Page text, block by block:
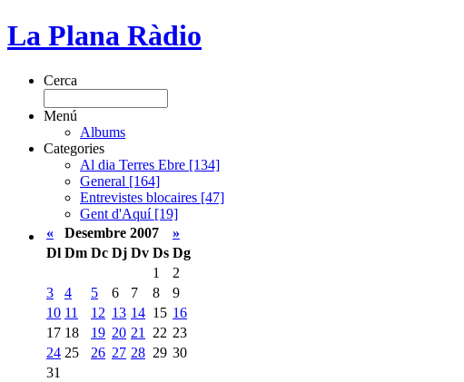
La Plana Ràdio
Cerca
Menú
Albums
Categories
Al dia Terres Ebre [134]
General [164]
Entrevistes blocaires [47]
Gent d'Aquí [19]
«
Desembre 2007
»
Dl Dm Dc Dj Dv Ds Dg
1
2
3
4 5 6 7 8
9
10 11 12 13 14 15 16
17 18 19 20 21 22 23
24 25 26 27 28 29 30
31